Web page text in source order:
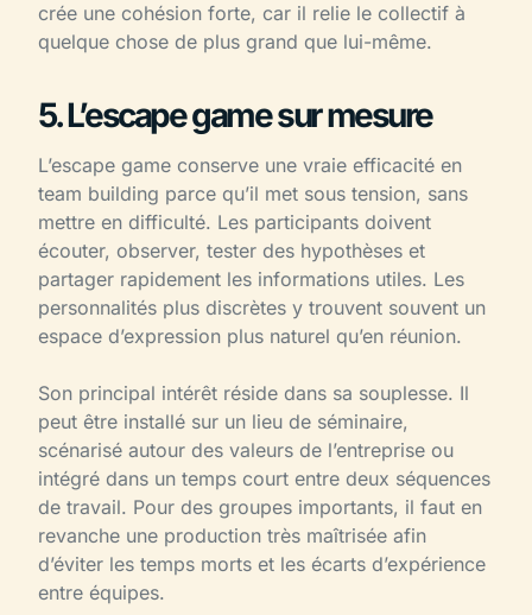
crée une cohésion forte, car il relie le collectif à
quelque chose de plus grand que lui-même.
5. L’escape game sur mesure
L’escape game conserve une vraie efficacité en
team building parce qu’il met sous tension, sans
mettre en difficulté. Les participants doivent
écouter, observer, tester des hypothèses et
partager rapidement les informations utiles. Les
personnalités plus discrètes y trouvent souvent un
espace d’expression plus naturel qu’en réunion.
Son principal intérêt réside dans sa souplesse. Il
peut être installé sur un lieu de séminaire,
scénarisé autour des valeurs de l’entreprise ou
intégré dans un temps court entre deux séquences
de travail. Pour des groupes importants, il faut en
revanche une production très maîtrisée afin
d’éviter les temps morts et les écarts d’expérience
entre équipes.